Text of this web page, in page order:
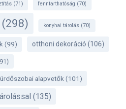
(71) fenntarthatóság (70)
(298) konyhai tárolás(70)
(99) otthoni dekoráció (106)
alapvetők (101)
(135)